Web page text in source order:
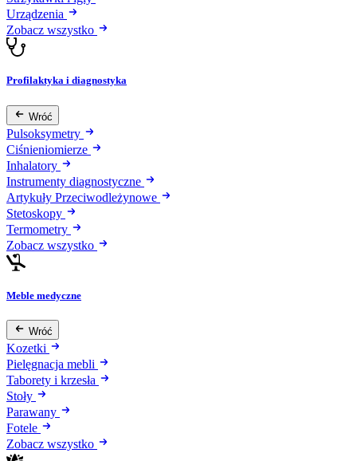
Urządzenia
Zobacz wszystko
Profilaktyka i diagnostyka
Wróć
Pulsoksymetry
Ciśnieniomierze
Inhalatory
Instrumenty diagnostyczne
Artykuły Przeciwodleżynowe
Stetoskopy
Termometry
Zobacz wszystko
Meble medyczne
Wróć
Kozetki
Pielęgnacja mebli
Taborety i krzesła
Stoły
Parawany
Fotele
Zobacz wszystko